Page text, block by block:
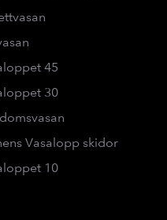
45
30
Vasalopp skidor
10